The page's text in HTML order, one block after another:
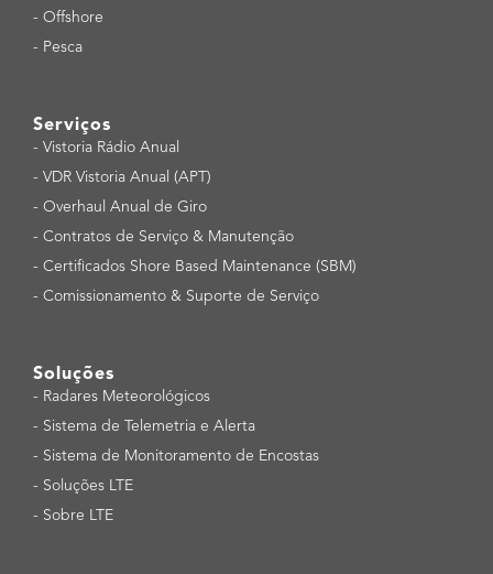
- Offshore
- Pesca
Serviços
- Vistoria Rádio Anual
- VDR Vistoria Anual (APT)
- Overhaul Anual de Giro
- Contratos de Serviço & Manutenção
- Certificados Shore Based Maintenance (SBM)
- Comissionamento & Suporte de Serviço
Soluções
- Radares Meteorológicos
- Sistema de Telemetria e Alerta
- Sistema de Monitoramento de Encostas
- Soluções LTE
- Sobre LTE